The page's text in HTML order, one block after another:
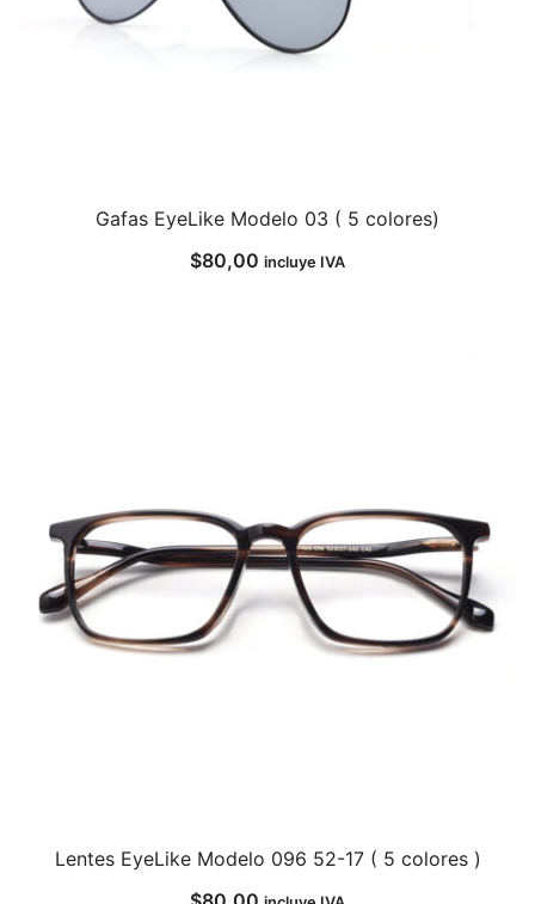
Gafas EyeLike Modelo 03 ( 5 colores)
$80,00 incluye IVA
Lentes EyeLike Modelo 096 52-17 ( 5 colores )